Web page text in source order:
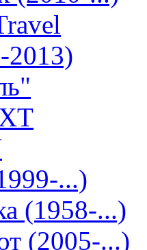
2013)
...)
(1958-...)
(2005-...)